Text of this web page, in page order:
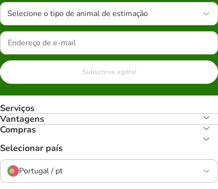
Selecione o tipo de animal de estimação
Subscreva agora!
Serviços
Vantagens
Compras
Selecionar país
Portugal / pt